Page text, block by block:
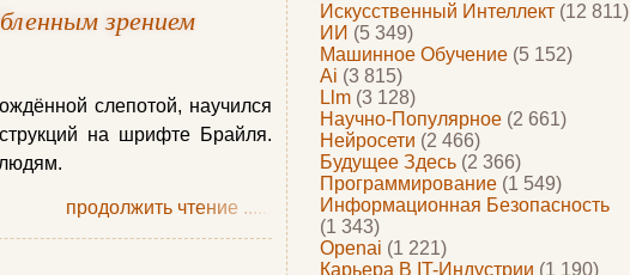
Искусственный Интеллект (12 811)
ИИ (5 349)
Машинное Обучение (5 152)
Ai (3 815)
Llm (3 128)
Научно-Популярное (2 661)
Нейросети (2 466)
Будущее Здесь (2 366)
Программирование (1 549)
Информационная Безопасность
(1 343)
Openai (1 221)
Карьера В IT-Индустрии (1 190)
зрением
слепотой, научился
на шрифте Брайля.
продолжить чтение ......